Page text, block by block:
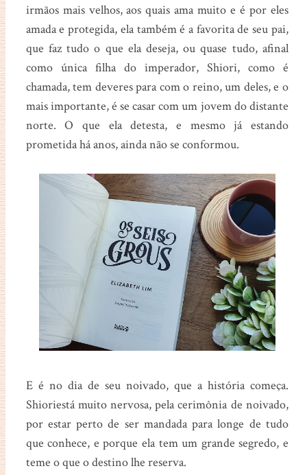
irmãos mais velhos, aos quais ama muito e é por eles
amada e protegida, ela também é a favorita de seu pai,
que faz tudo o que ela deseja, ou quase tudo, afinal
como única filha do imperador, Shiori, como é
chamada, tem deveres para com o reino, um deles, e o
mais importante, é se casar com um jovem do distante
norte. O que ela detesta, e mesmo já estando
prometida há anos, ainda não se conformou.
E é no dia de seu noivado, que a história começa.
Shioriestá muito nervosa, pela cerimônia de noivado,
por estar perto de ser mandada para longe de tudo
que conhece, e porque ela tem um grande segredo, e
teme o que o destino lhe reserva.